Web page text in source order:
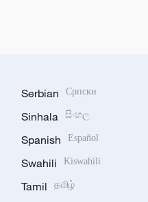
Serbian Српски
Sinhala සිංහල
Spanish Español
Swahili Kiswahili
Tamil தமிழ்